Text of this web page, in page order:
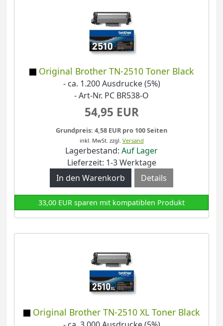
Original Brother TN-2510 Toner Black
- ca. 1.200 Ausdrucke (5%)
- Art-Nr. PC BR538-O
54,95 EUR
Grundpreis: 4,58 EUR pro 100 Seiten
inkl. MwSt. zzgl. Versand
Lagerbestand: Auf Lager
Lieferzeit: 1-3 Werktage
Details
33,00 EUR sparen mit kompatiblen Produkt
Original Brother TN-2510 XL Toner Black